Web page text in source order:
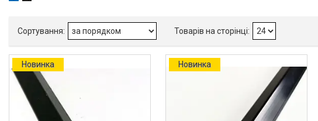
Оздоблювальні декоративні
алюмінієві куточки
Алюмінієвий верстатний
профіль V-Slot
Алюмінієва лиштва на двері
Профіль для LVT панелей (для
кварцвінілу)
Новинка Новинка